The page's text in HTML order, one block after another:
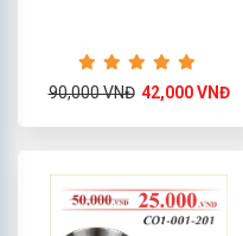
90,000 VNĐ 42,000 VNĐ